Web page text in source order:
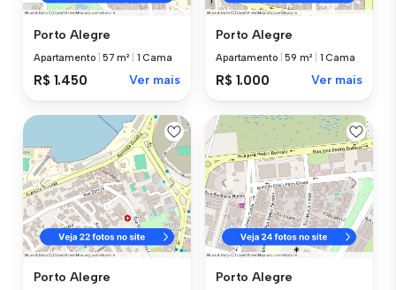
Porto Alegre
Apartamento |57 m² 1 Cama
R$ 1.450 Ver mais
Porto Alegre
Apartamento |59 m² 1 Cama
R$ 1.000 Ver mais
Porto Alegre Porto Alegre